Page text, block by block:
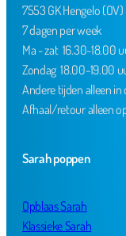
7553 GK Hengelo (OV)
7 dagen per week
Ma - zat 16.30-18.00
Zondag 18.00-19.00
Andere tijden alleen in
Afhaal/retour alleen
Sarah poppen
Opblaas Sarah
Klassieke Sarah